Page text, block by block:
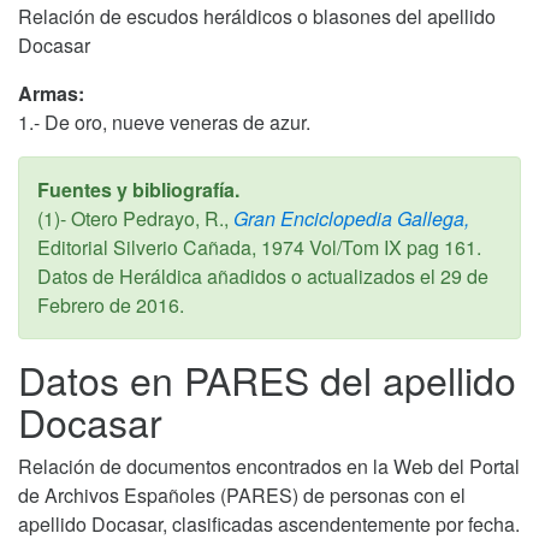
Relación de escudos heráldicos o blasones del apellido
Docasar
Armas:
1.- De oro, nueve veneras de azur.
Fuentes y bibliografía.
(1)- Otero Pedrayo, R., Gran Enciclopedia Gallega,
Editorial Silverio Cañada, 1974Vol/Tom IX pag 161.
Datos de Heráldica añadidos o actualizados el 29 de
Febrero de 2016.
Datos en PARES del apellido
Docasar
Relación de documentos encontrados en la Web del Portal
de Archivos Españoles (PARES) de personas con el
apellido Docasar, clasificadas ascendentemente por fecha.